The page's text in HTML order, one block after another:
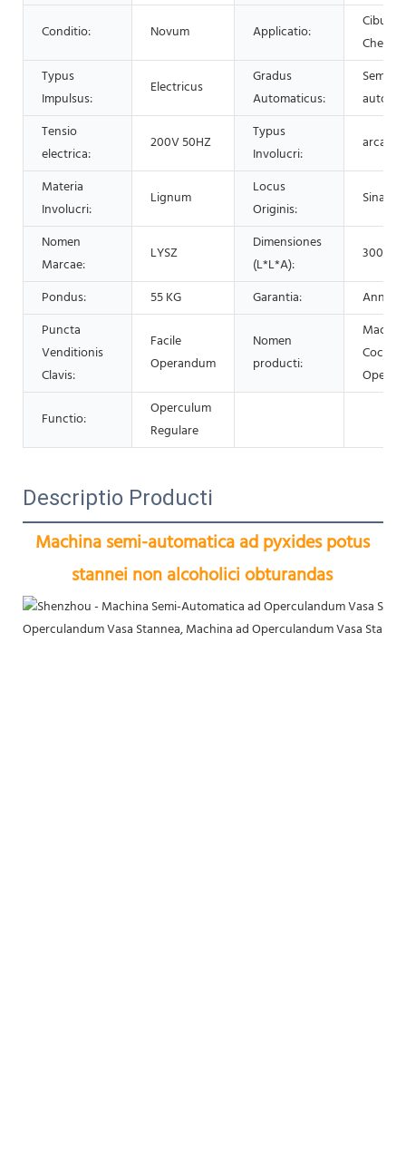
Conditio: Novum Applicatio:
Cibus,
Typus
Impulsus:
Electricus
Gradus
Automaticus:
Semi-
Tensio
electrica:
200V 50HZ
Typus
Involucri:
arca
Materia
Involucri:
Lignum
Locus
Originis:
Sina
Nomen
Marcae:
LYSZ
Dimensiones
(L*L*A):
Pondus: 55 KG Garantia:
Annus
Puncta
Venditionis
Clavis:
Facile
Operandum
Nomen
producti:
Functio:
Operculum
Regulare
Descriptio Producti
Machina semi-automatica ad pyxides potus
stannei non alcoholici obturandas